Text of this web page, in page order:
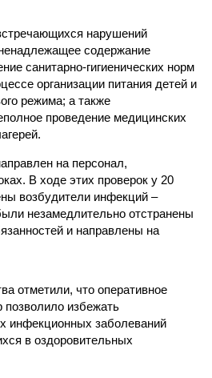
нарушений
содержание
санитарно-гигиенических норм
организации питания детей и
режима; а также
проведение медицинских
на персонал,
В ходе этих проверок у 20
возбудители инфекций –
незамедлительно отстранены
и направлены на
отметили, что оперативное
позволило избежать
инфекционных заболеваний
в оздоровительных